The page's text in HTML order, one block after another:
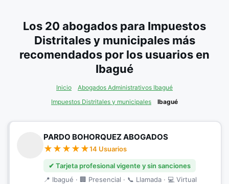
Los 20 abogados para Impuestos
Distritales y municipales más
recomendados por los usuarios en
Ibagué
Inicio
Abogados Administrativos Ibagué
Impuestos Distritales y municipales
Ibagué
PARDO BOHORQUEZ ABOGADOS
14 Usuarios
✔ Tarjeta profesional vigente y sin sanciones
📍 Ibagué · 🏢 Presencial · 📞 Llamada · 💻 Virtual